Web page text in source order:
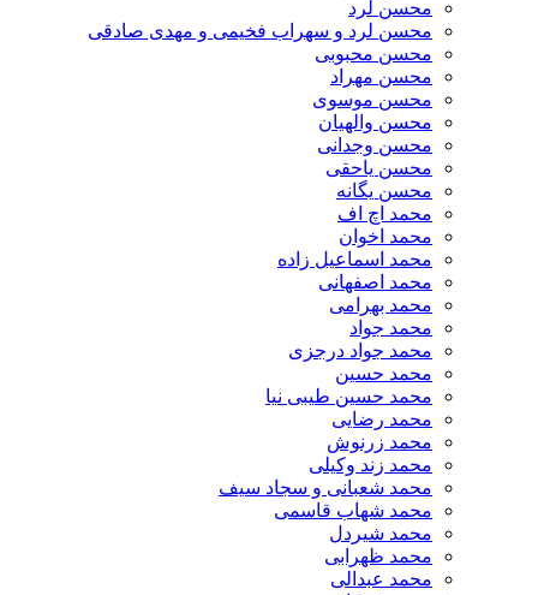
محسن لرد
محسن لرد و سهراب فخیمی و مهدی صادقی
محسن محبوبی
محسن مهراد
محسن موسوی
محسن والهیان
محسن وجدانی
محسن یاحقی
محسن یگانه
محمد اچ اف
محمد اخوان
محمد اسماعیل زاده
محمد اصفهانی
محمد بهرامی
محمد جواد
محمد جواد درجزی
محمد حسین
محمد حسین طیبی نیا
محمد رضایی
محمد زرنوش
محمد زند وکیلی
محمد شعبانی و سجاد سیف
محمد شهاب قاسمی
​محمد شیردل
محمد ظهرابی
محمد عبدالی